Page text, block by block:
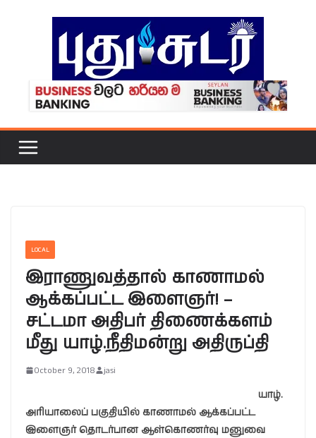
LOCAL
இராணுவத்தால் காணாமல்
ஆக்கப்பட்ட இளைஞர்! –
சட்டமா அதிபர் திணைக்களம்
மீது யாழ்.நீதிமன்று அதிருப்தி
October 9, 2018 jasi
யாழ்.
அரியாலைப் பகுதியில் காணாமல் ஆக்கப்பட்ட
இளைஞர் தொடர்பான ஆள்கொணர்வு மனுவை